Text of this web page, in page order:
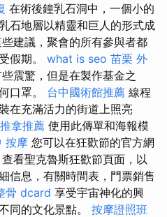
在術後鐘乳石洞中，一個小的
石地層以精靈和巨人的形式成
建議，聚會的所有參與者都
假期。 what is seo 苗栗 外
震驚，但是在製作基金之
口罩。 台中國術館推薦 線程
在充滿活力的街道上照亮
推拿推薦 使用此傳單和海報模
按摩 您可以在狂歡節的官方網
看聖克魯斯狂歡節頁面，以
信息，有關時間表，門票銷售
骨 dcard 享受宇宙神化的興
同的文化景點。 按摩證照班